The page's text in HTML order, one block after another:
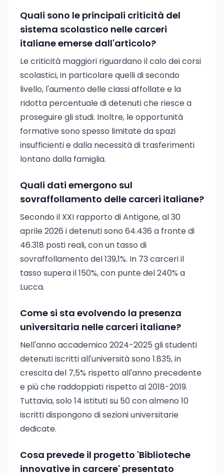
Quali sono le principali criticità del
sistema scolastico nelle carceri
italiane emerse dall'articolo?
Le criticità maggiori riguardano il calo dei corsi
scolastici, in particolare quelli di secondo
livello, l'aumento delle classi affollate e la
ridotta percentuale di detenuti che riesce a
proseguire gli studi. Inoltre, le opportunità
formative sono spesso limitate da spazi
insufficienti e dalla necessità di trasferimenti
lontano dalla famiglia.
Quali dati emergono sul
sovraffollamento delle carceri italiane?
Secondo il XXI rapporto di Antigone, al 30
aprile 2026 i detenuti sono 64.436 a fronte di
46.318 posti reali, con un tasso di
sovraffollamento del 139,1%. In 73 carceri il
tasso supera il 150%, con punte del 240% a
Lucca.
Come si sta evolvendo la presenza
universitaria nelle carceri italiane?
Nell'anno accademico 2024-2025 gli studenti
detenuti iscritti all'università sono 1.835, in
crescita del 7,5% rispetto all'anno precedente
e più che raddoppiati rispetto al 2018-2019.
Tuttavia, solo 14 istituti su 50 con almeno 10
iscritti dispongono di sezioni universitarie
dedicate.
Cosa prevede il progetto 'Biblioteche
innovative in carcere' presentato